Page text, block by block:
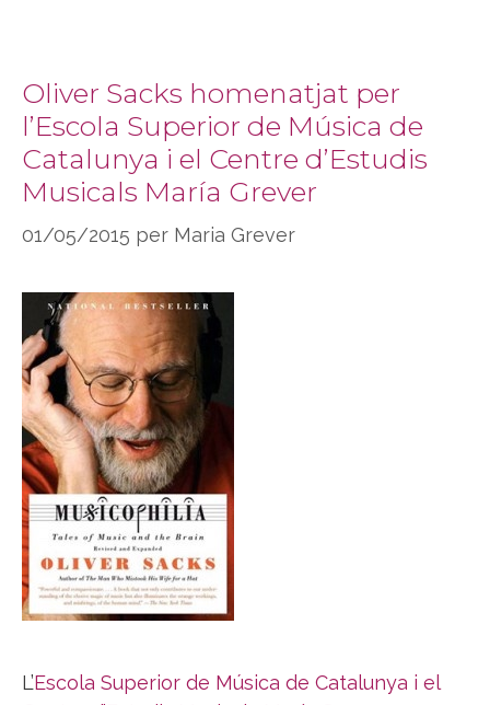
Oliver Sacks homenatjat per
l’Escola Superior de Música de
Catalunya i el Centre d’Estudis
Musicals María Grever
01/05/2015 per Maria Grever
L’Escola Superior de Música de Catalunya i el